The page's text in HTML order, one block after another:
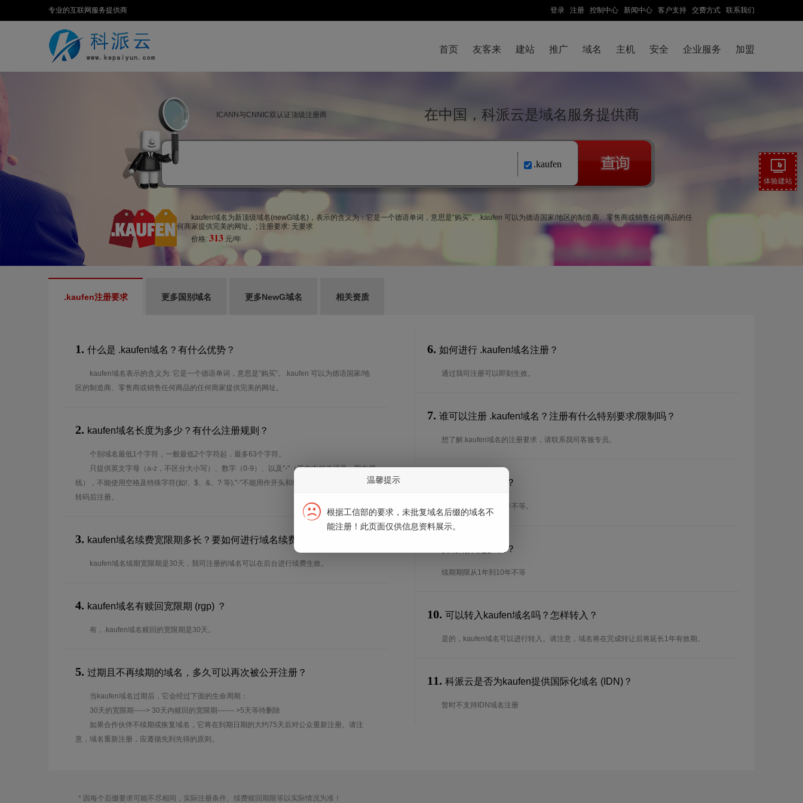
专业的互联网服务提供商 登录 注册 控制中心 新闻中心 客户支持 交费方式 联系我们
首页 友客来 建站 推广 域名 主机 安全 企业服务 加盟
ICANN与CNNIC双认证顶级注册商 在中国，科派云是域名服务提供商
.kaufen
kaufen域名为新顶级域名(newG域名)，表示的含义为：它是一个德语单词，意思是“购买”。.kaufen 可以为德语国家/地区的制造商、零售商或销售任何商品的任
何商家提供完美的网址。; 注册要求: 无要求
价格: 313 元/年
.kaufen注册要求 更多国别域名 更多NewG域名 相关资质
1. 什么是 .kaufen域名？有什么优势？
kaufen域名表示的含义为: 它是一个德语单词，意思是“购买”。.kaufen 可以为德语国家/地
区的制造商、零售商或销售任何商品的任何商家提供完美的网址。
2. kaufen域名长度为多少？有什么注册规则？
个别域名最低1个字符，一般最低2个字符起，最多63个字符。
只提供英文字母（a-z，不区分大小写）、数字（0-9）、以及"-"（英文中的连词号，即中横
线），不能使用空格及特殊字符(如!、$、&、? 等),"-"不能用作开头和结尾。注*中文域名实际是
转码后注册。
3. kaufen域名续费宽限期多长？要如何进行域名续费？
kaufen域名续期宽限期是30天，我司注册的域名可以在后台进行续费生效。
4. kaufen域名有赎回宽限期 (rgp) ？
有，.kaufen域名赎回的宽限期是30天。
5. 过期且不再续期的域名，多久可以再次被公开注册？
当kaufen域名过期后，它会经过下面的生命周期：
30天的宽限期-----> 30天内赎回的宽限期------- >5天等待删除
如果合作伙伴不续期或恢复域名，它将在到期日期的大约75天后对公众重新注册。请注
意，域名重新注册，应遵循先到先得的原则。
6. 如何进行 .kaufen域名注册？
通过我司注册可以即刻生效。
7. 谁可以注册 .kaufen域名？注册有什么特别要求/限制吗？
想了解.kaufen域名的注册要求，请联系我司客服专员。
注册期限是多长？
注册期限从1年到10年不等。
续期期限是多长？
续期期限从1年到10年不等
10. 可以转入kaufen域名吗？怎样转入？
是的，kaufen域名可以进行转入。请注意，域名将在完成转让后将延长1年有效期。
11. 科派云是否为kaufen提供国际化域名 (IDN)？
暂时不支持IDN域名注册
* 因每个后缀要求可能不尽相同，实际注册条件、续费赎回期限等以实际情况为准！
体验建站
温馨提示
根据工信部的要求，未批复域名后缀的域名不
能注册！此页面仅供信息资料展示。